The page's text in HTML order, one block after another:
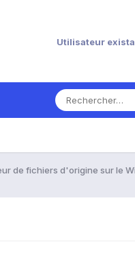
Utilisateur
de fichiers d'origine sur le